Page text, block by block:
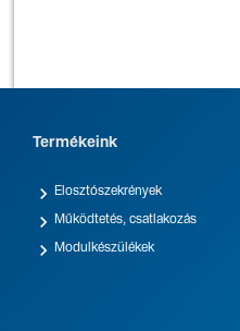
Termékeink
 Elosztószekrények
 Működtetés, csatlakozás
 Modulkészülékek